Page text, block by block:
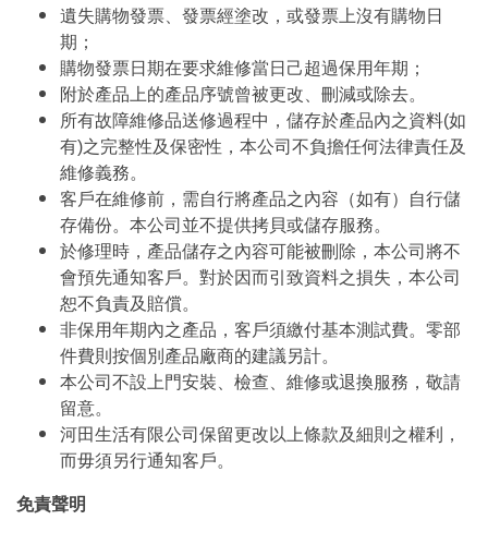
遺失購物發票、發票經塗改，或發票上沒有購物日
期；
購物發票日期在要求維修當日己超過保用年期；
附於產品上的產品序號曾被更改、刪減或除去。
所有故障維修品送修過程中，儲存於產品內之資料(如
有)之完整性及保密性，本公司不負擔任何法律責任及
維修義務。
客戶在維修前，需自行將產品之內容（如有）自行儲
存備份。本公司並不提供拷貝或儲存服務。
於修理時，產品儲存之內容可能被刪除，本公司將不
會預先通知客戶。對於因而引致資料之損失，本公司
恕不負責及賠償。
非保用年期內之產品，客戶須繳付基本測試費。零部
件費則按個別產品廠商的建議另計。
本公司不設上門安裝、檢查、維修或退換服務，敬請
留意。
河田生活有限公司保留更改以上條款及細則之權利，
而毋須另行通知客戶。
免責聲明